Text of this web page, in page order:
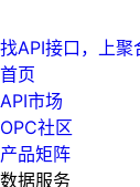
找API接口，上聚
首页
API市场
OPC社区
产品矩阵
数据服务